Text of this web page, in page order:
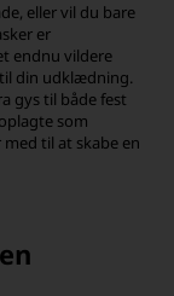
eller vil du bare
er
endnu vildere
din udklædning.
gys til både fest
som
til at skabe en